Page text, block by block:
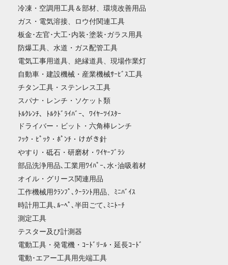
冷凍・空調用工具＆部材、環境改善用品
ガス・電気溶接、ロウ付関連工具
板金･左官･大工･内装･塗装･ガラス用具
防爆工具、水道・ガス配管工具
電気工事用道具、絶縁道具、現場作業灯
自動車・建設機械・産業機械ｻｰﾋﾞｽ工具
チタン工具・ステンレス工具
スパナ・レンチ・ソケット類
ﾄﾙｸﾚﾝﾁ、ﾄﾙｸﾄﾞﾗｲﾊﾞｰ、ﾜｲﾔｰﾂｲｽﾀｰ
ドライバー・ビット・六角棒レンチ
ﾌｯｸ・ﾋﾟｯｸ・ﾎﾟﾝﾁ・けがき針
やすり・砥石・研磨材・ﾜｲﾔｰﾌﾞﾗｼ
部品洗浄用品､工業用ﾜｲﾊﾟｰ､水･油吸着材
オイル・グリース関連用品
工作機械用ｸﾗﾝﾌﾟ､ｸｰﾗﾝﾄ用品、ﾐﾆﾊﾞｲｽ
時計用工具､ﾙｰﾍﾟ､半田ごて､ﾐﾆﾄｰﾁ
測定工具
テスター及び計測器
電動工具・発電機・ｺｰﾄﾞﾘｰﾙ・延長ｺｰﾄﾞ
電動･エアー工具用先端工具